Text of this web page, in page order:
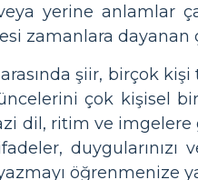
yerine anlamlar
zamanlara
şiir, birçok
çok kişisel
dil, ritim ve imgelere
öğrenmenize